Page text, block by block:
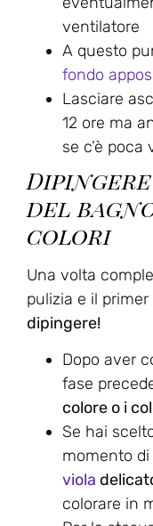
ventilatore
A questo
fondo
Lasciare
12 ore ma
se c’è poca
del
colori
Una volta
pulizia e il
dipingere!
Dopo aver
fase
colore o i
Se hai
momento di
viola
colorare in